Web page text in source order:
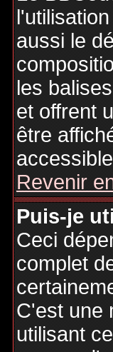
aussi le
les
et offrent
être
Revenir
Puis-je
Ceci
complet
C'est une
utilisant